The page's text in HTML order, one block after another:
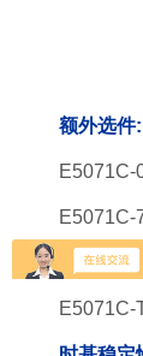
额外选件: